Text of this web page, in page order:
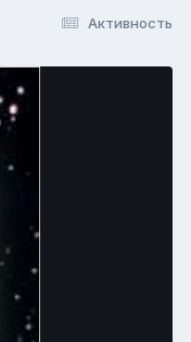
Активность